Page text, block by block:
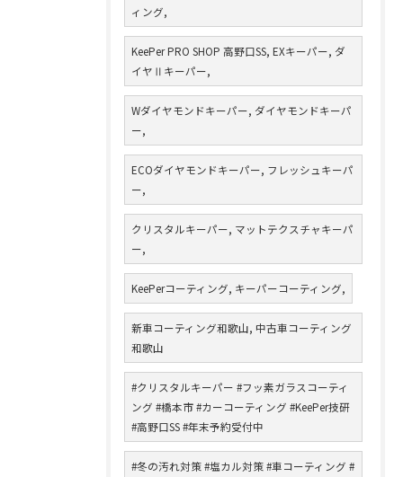
ィング,
KeePer PRO SHOP 高野口SS, EXキーパー, ダ
イヤⅡキーパー,
Wダイヤモンドキーパー, ダイヤモンドキーパ
ー,
ECOダイヤモンドキーパー, フレッシュキーパ
ー,
クリスタルキーパー, マットテクスチャキーパ
ー,
KeePerコーティング, キーパーコーティング,
新車コーティング和歌山, 中古車コーティング
和歌山
#クリスタルキーパー #フッ素ガラスコーティ
ング #橋本市 #カーコーティング #KeePer技研
#高野口SS #年末予約受付中
#冬の汚れ対策 #塩カル対策 #車コーティング #